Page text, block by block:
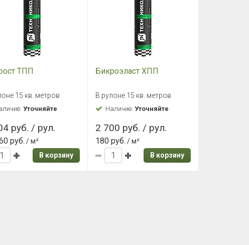
ТПП
15 кв. метров
Уточняйте
руб. / рул.
руб. / м²
В корзину
Бикроэласт ХПП
В рулоне 15 кв. метров
Наличие: Уточняйте
2 700 руб. / рул.
180 руб. / м²
В корзину